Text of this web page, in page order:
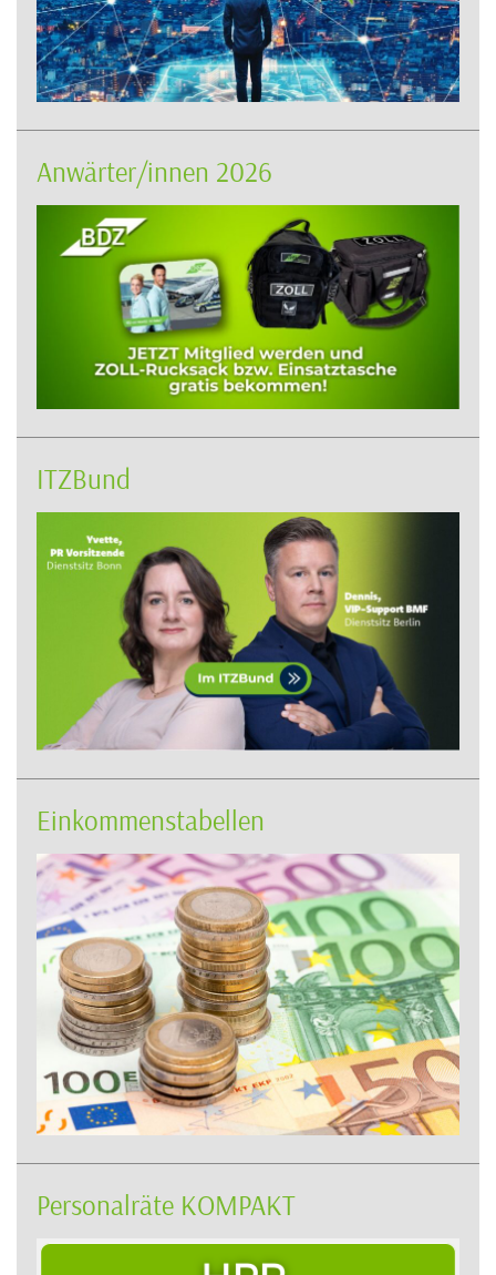
Anwärter/innen 2026
ITZBund
Einkommenstabellen
Personalräte KOMPAKT